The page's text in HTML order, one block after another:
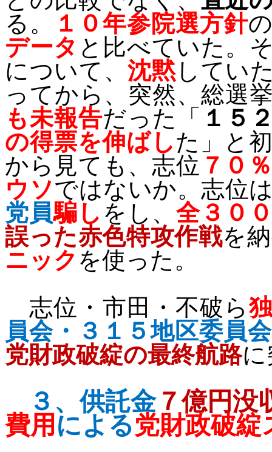
る。
１０年参院選方針
データ と比べていた。
について、沈黙してい
ってから、突然、総選
も未報告だった「 １５
の得票を伸ばした」と
から見ても、志位 ７０
ウソではないか。志位
党員騙し をし、全３０
誤った赤色特攻作戦を
ニック を使った。
志位・市田・不破ら
員会・３１５地区委員会
党財政破綻の最終航路に
３、供託金７億円没
費用 による党財政破綻